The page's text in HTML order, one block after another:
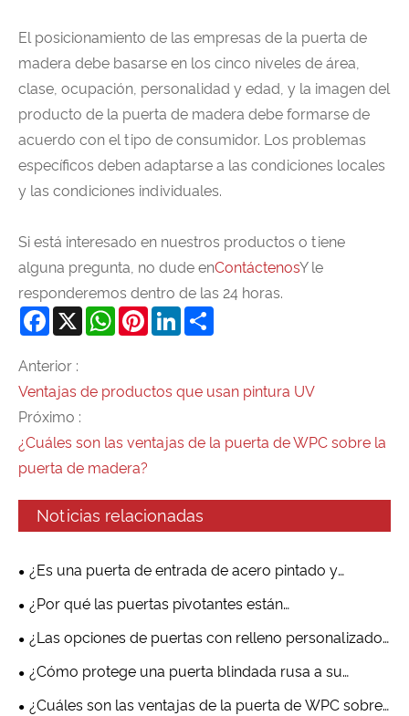
El posicionamiento de las empresas de la puerta de
madera debe basarse en los cinco niveles de área,
clase, ocupación, personalidad y edad, y la imagen del
producto de la puerta de madera debe formarse de
acuerdo con el tipo de consumidor. Los problemas
específicos deben adaptarse a las condiciones locales
y las condiciones individuales.
Si está interesado en nuestros productos o tiene
alguna pregunta, no dude enContáctenosY le
responderemos dentro de las 24 horas.
Facebook
X WhatsAppPinterestLinkedIn
Anterior :
Ventajas de productos que usan pintura UV
Próximo :
¿Cuáles son las ventajas de la puerta de WPC sobre la
puerta de madera?
Noticias relacionadas
¿Es una puerta de entrada de acero pintado y
madera el equilibrio perfecto entre resistencia y
elegancia para edificios modernos?
¿Por qué las puertas pivotantes están
revolucionando los interiores modernos?
¿Las opciones de puertas con relleno personalizado
y estilos diversos satisfacen sus necesidades?
¿Cómo protege una puerta blindada rusa a su
familia?
¿Cuáles son las ventajas de la puerta de WPC sobre